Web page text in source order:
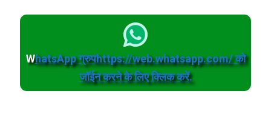
WhatsApp ग्रुपhttps://web.whatsapp.com/ को
जॉईन करने के लिए क्लिक करें.